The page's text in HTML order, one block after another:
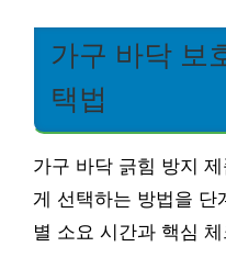
가구 바닥 보
택법
가구 바닥 긁힘 방지
게 선택하는 방법을 단
별 소요 시간과 핵심